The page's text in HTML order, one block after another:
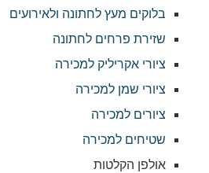
בלוקים מעץ לחתונה ולאירועים
שזירת פרחים לחתונה
ציורי אקריליק למכירה
ציורי שמן למכירה
ציורים למכירה
שטיחים למכירה
אולפן הקלטות